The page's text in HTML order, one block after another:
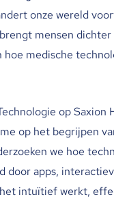
onze wereld
mensen dichter
medische
op Saxion
op het begrijpen
we hoe
door apps,
intuïtief werkt,